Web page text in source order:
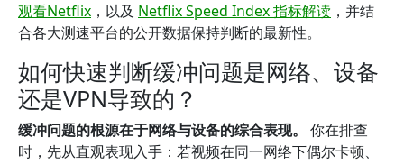
观看Netflix ，以及 Netflix Speed Index 指标解读 ，并结
合各大测速平台的公开数据保持判断的最新性。
如何快速判断缓冲问题是网络、设备
还是VPN导致的？
缓冲问题的根源在于网络与设备的综合表现。
你在排查
时，先从直观表现入手：若视频在同一网络下偶尔卡顿、